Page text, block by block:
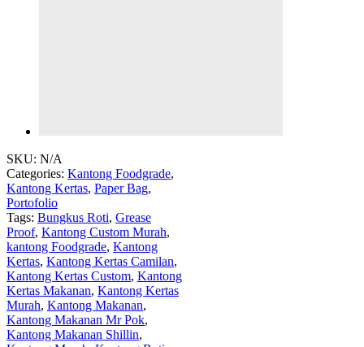
SKU: N/A
Categories: Kantong Foodgrade,
Kantong Kertas, Paper Bag,
Portofolio
Tags: Bungkus Roti, Grease
Proof, Kantong Custom Murah,
kantong Foodgrade, Kantong
Kertas, Kantong Kertas Camilan,
Kantong Kertas Custom, Kantong
Kertas Makanan, Kantong Kertas
Murah, Kantong Makanan,
Kantong Makanan Mr Pok,
Kantong Makanan Shillin,